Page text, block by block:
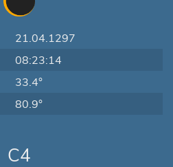
21.04.1297
08:23:14
33.4°
80.9°
C4